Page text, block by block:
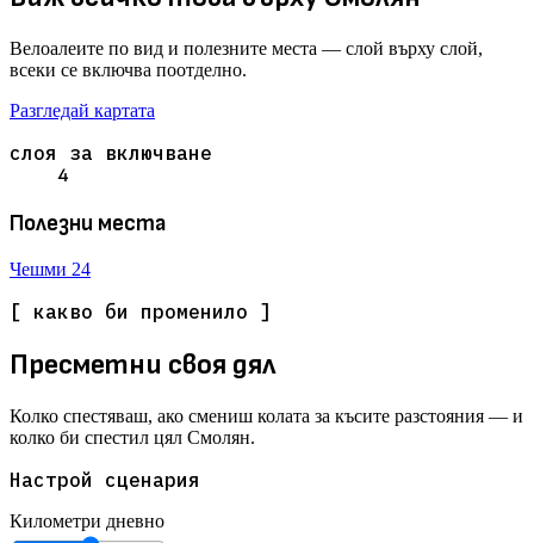
Велоалеите по вид и полезните места — слой върху слой,
всеки се включва поотделно.
Разгледай картата
слоя за включване
4
Полезни места
Чешми 24
[ какво би променило ]
Пресметни своя дял
Колко спестяваш, ако смениш колата за късите разстояния — и
колко би спестил цял Смолян.
Настрой сценария
Километри дневно